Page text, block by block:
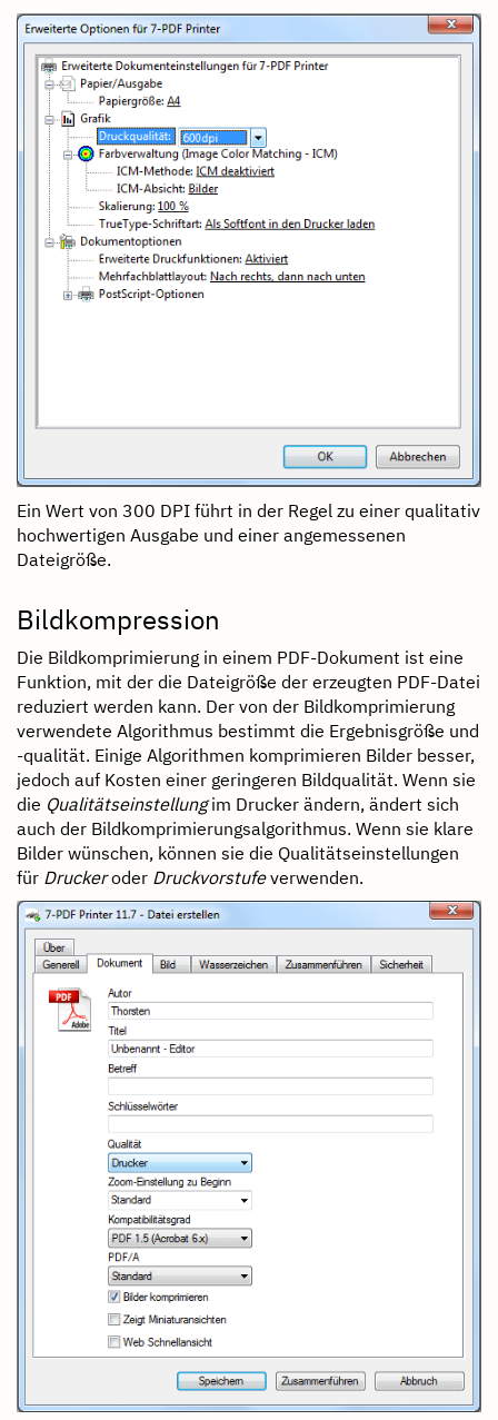
Ein Wert von 300 DPI führt in der Regel zu einer qualitativ
hochwertigen Ausgabe und einer angemessenen
Dateigröße.
Bildkompression
Die Bildkomprimierung in einem PDF-Dokument ist eine
Funktion, mit der die Dateigröße der erzeugten PDF-Datei
reduziert werden kann. Der von der Bildkomprimierung
verwendete Algorithmus bestimmt die Ergebnisgröße und
-qualität. Einige Algorithmen komprimieren Bilder besser,
jedoch auf Kosten einer geringeren Bildqualität. Wenn sie
die Qualitätseinstellungim Drucker ändern, ändert sich
auch der Bildkomprimierungsalgorithmus. Wenn sie klare
Bilder wünschen, können sie die Qualitätseinstellungen
für Druckeroder Druckvorstufeverwenden.